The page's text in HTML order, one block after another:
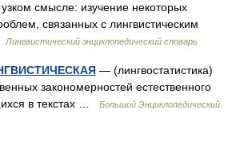
смысле: изучение некоторых
связанных с лингвистическим
Лингвистический энциклопедический словарь
— (лингвостатистика)
закономерностей естественного
в текстах …
Большой Энциклопедический